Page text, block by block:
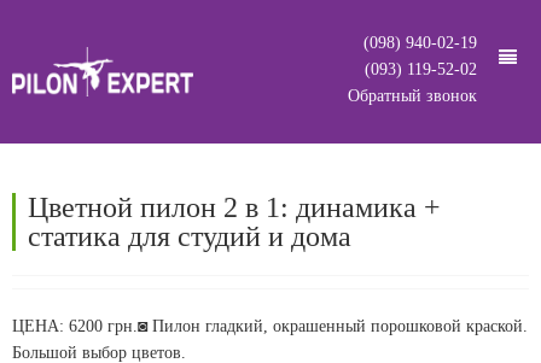
(098) 940-02-19
(093) 119-52-02
Обратный звонок
Цветной пилон 2 в 1: динамика +
статика для студий и дома
ЦЕНА: 6200 грн.◙ Пилон гладкий, окрашенный порошковой краской.
Большой выбор цветов.
Все модели
Cтатика (не крутятся)
Доставка
Вопросы